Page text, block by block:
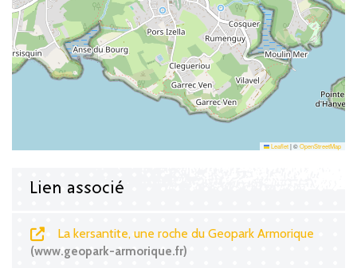
Leaflet|©OpenStreetMap
Lien associé
La kersantite, une roche du Geopark Armorique
www.geopark-armorique.fr